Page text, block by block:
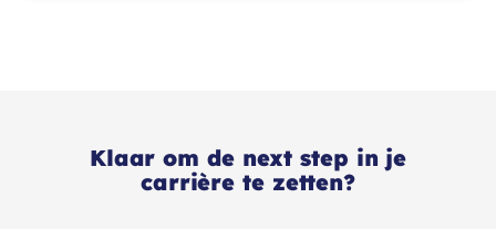
Klaar om de next step in je
carrière te zetten?